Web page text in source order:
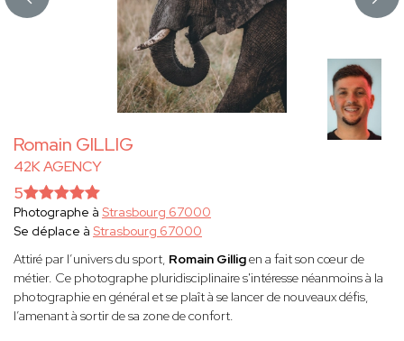
Romain GILLIG
42K AGENCY
5
Photographe à Strasbourg 67000
Se déplace à Strasbourg 67000
Attiré par l’univers du sport, Romain Gilligen a fait son cœur de
métier. Ce photographe pluridisciplinaire s'intéresse néanmoins à la
photographie en général et se plaît à se lancer de nouveaux défis,
l’amenant à sortir de sa zone de confort.